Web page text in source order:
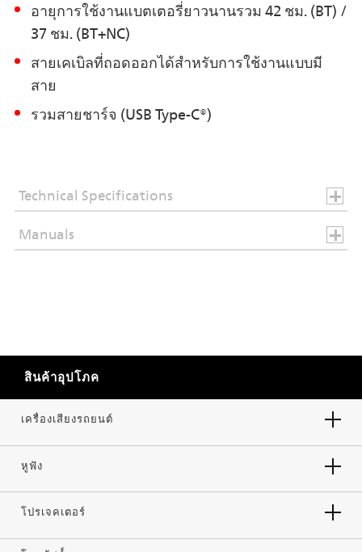
อายุการใช้งานแบตเตอรี่ยาวนานรวม 42 ชม. (BT) /
37 ชม. (BT+NC)
สายเคเบิลที่ถอดออกได้สำหรับการใช้งานแบบมี
สาย
รวมสายชาร์จ (USB Type-C®)
Technical Specifications
Manuals
สินค้าอุปโภค
เครื่องเสียงรถยนต์
หูฟัง
โปรเจคเตอร์